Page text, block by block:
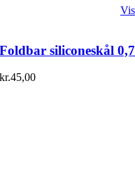
Foldbar siliconeskål
kr.45,00